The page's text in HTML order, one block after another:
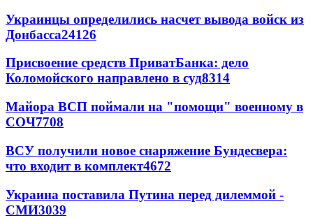
Украинцы определились насчет вывода войск из
Донбасса24126
Присвоение средств ПриватБанка: дело
Коломойского направлено в суд8314
Майора ВСП поймали на "помощи" военному в
СОЧ7708
ВСУ получили новое снаряжение Бундесвера:
что входит в комплект4672
Украина поставила Путина перед дилеммой -
СМИ3039